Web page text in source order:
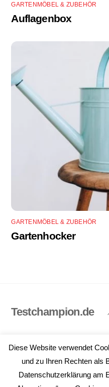
GARTENMÖBEL & ZUBEHÖR
Auflagenbox
GARTENMÖBEL & ZUBEHÖR
Gartenhocker
Testchampion.de
Testchampion.de 2026
Diese Website verwendet
und zu Ihren Rechten als
Datenschutzerklärung am